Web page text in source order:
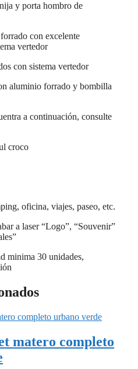
y porta hombro de
con excelente
vertedor
con sistema vertedor
aluminio forrado y bombilla
a continuación, consulte
croco
oficina, viajes, paseo, etc.
a laser “Logo”, “Souvenir”
minima 30 unidades,
matero completo